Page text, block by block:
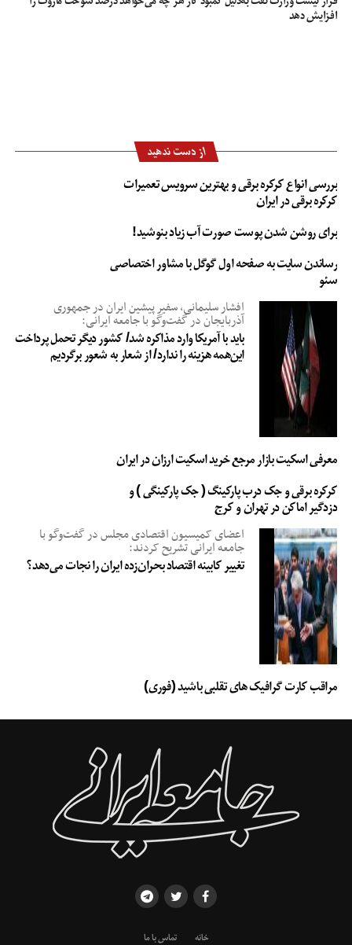
افزایش دهد
از دست ندهید
بررسی انواع کرکره برقی و بهترین سرویس تعمیرات
کرکره برقی در ایران
برای روشن شدن پوست صورت آب زیاد بنوشید!
رساندن سایت به صفحه اول گوگل با مشاور اختصاصی
سئو
افشار سلیمانی، سفیر پیشین ایران در جمهوری
آذربایجان در گفت‌وگو با جامعه ایرانی:
باید با آمریکا وارد مذاکره شد/ کشور دیگر تحمل پرداخت
این‌همه هزینه را ندارد/ از شعار به شعور برگردیم
معرفی اسکیت بازار مرجع خرید اسکیت ارزان در ایران
کرکره برقی و جک درب پارکینگ ( جک پارکینگی ) و
دزدگیر اماکن در تهران و کرج
اعضای کمیسیون اقتصادی مجلس در گفت‌وگو با
جامعه ایرانی تشریح کردند:
تغییر کابینه اقتصاد بحران‌زده ایران را نجات می‌دهد؟
مراقب کارت گرافیک های تقلبی باشید (فوری)
خانه تماس با ما